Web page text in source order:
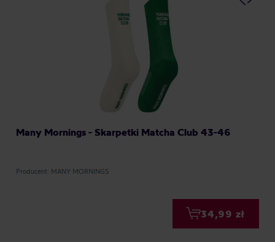
Many Mornings - Skarpetki Matcha Club 43-46
Producent: MANY MORNINGS
34,99 zł